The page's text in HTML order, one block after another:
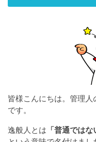
皆様こんにちは。管理人
です。
逸般人とは 「普通では